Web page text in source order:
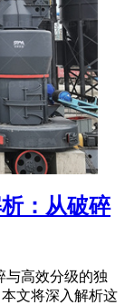
：从破碎
与高效分级的独
文将深入解析这